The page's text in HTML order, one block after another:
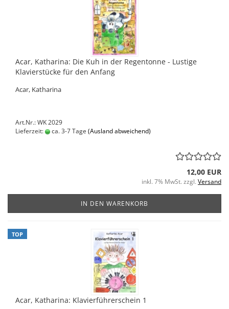
Acar, Katharina: Die Kuh in der Regentonne - Lustige
Klavierstücke für den Anfang
Acar, Katharina
Art.Nr.: WK 2029
Lieferzeit:
ca. 3-7 Tage (Ausland abweichend)
12,00 EUR
inkl. 7% MwSt. zzgl. Versand
IN DEN WARENKORB
TOP
Acar, Katharina: Klavierführerschein 1